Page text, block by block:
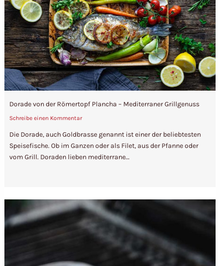
Dorade von der Römertopf Plancha – Mediterraner Grillgenuss
Schreibe einen Kommentar
Die Dorade, auch Goldbrasse genannt ist einer der beliebtesten
Speisefische. Ob im Ganzen oder als Filet, aus der Pfanne oder
vom Grill. Doraden lieben mediterrane…